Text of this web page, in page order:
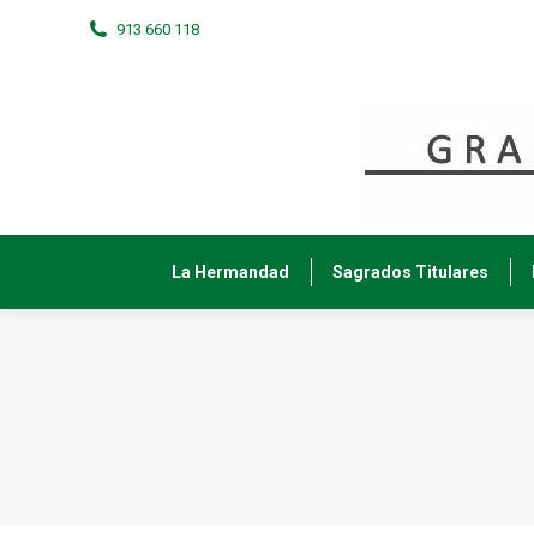
913 660 118
La Hermandad Sagrados Titulares